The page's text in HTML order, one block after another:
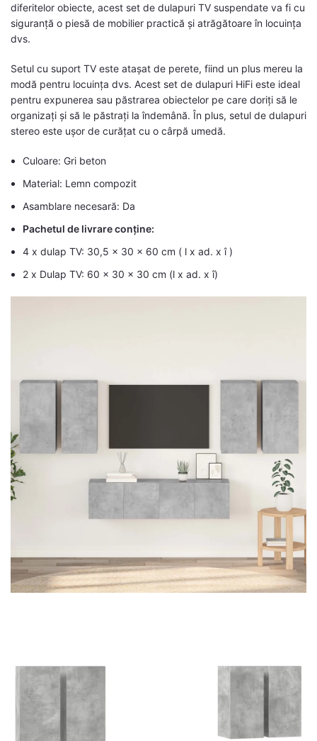
diferitelor obiecte, acest set de dulapuri TV suspendate va fi cu
siguranță o piesă de mobilier practică și atrăgătoare în locuința
dvs.
Setul cu suport TV este atașat de perete, fiind un plus mereu la
modă pentru locuința dvs. Acest set de dulapuri HiFi este ideal
pentru expunerea sau păstrarea obiectelor pe care doriți să le
organizați și să le păstrați la îndemână. În plus, setul de dulapuri
stereo este ușor de curățat cu o cârpă umedă.
Culoare: Gri beton
Material: Lemn compozit
Asamblare necesară: Da
Pachetul de livrare conține:
4 x dulap TV: 30,5 x 30 x 60 cm ( l x ad. x î )
2 x Dulap TV: 60 x 30 x 30 cm (l x ad. x î)